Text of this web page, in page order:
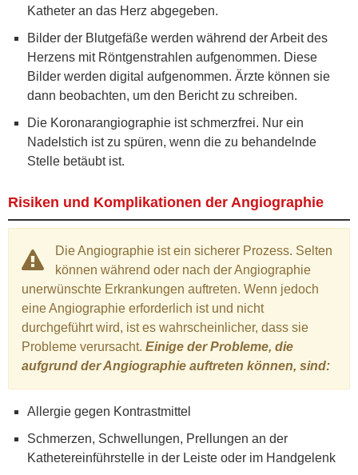
Katheter an das Herz abgegeben.
Bilder der Blutgefäße werden während der Arbeit des
Herzens mit Röntgenstrahlen aufgenommen. Diese
Bilder werden digital aufgenommen. Ärzte können sie
dann beobachten, um den Bericht zu schreiben.
Die Koronarangiographie ist schmerzfrei. Nur ein
Nadelstich ist zu spüren, wenn die zu behandelnde
Stelle betäubt ist.
Risiken und Komplikationen der Angiographie
Die Angiographie ist ein sicherer Prozess. Selten
können während oder nach der Angiographie
unerwünschte Erkrankungen auftreten. Wenn jedoch
eine Angiographie erforderlich ist und nicht
durchgeführt wird, ist es wahrscheinlicher, dass sie
Probleme verursacht. Einige der Probleme, die
aufgrund der Angiographie auftreten können, sind:
Allergie gegen Kontrastmittel
Schmerzen, Schwellungen, Prellungen an der
Kathetereinführstelle in der Leiste oder im Handgelenk